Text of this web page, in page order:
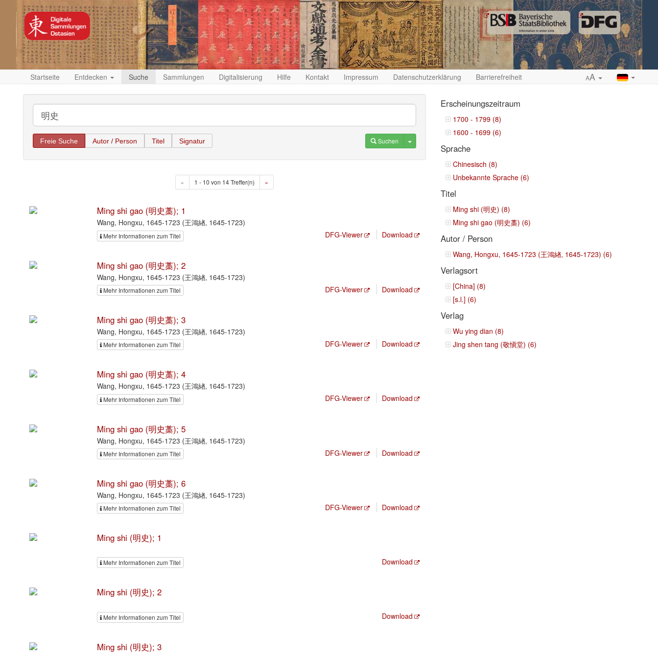
Startseite Entdecken Suche Sammlungen Digitalisierung Hilfe Kontakt Impressum Datenschutzerklärung Barrierefreiheit AA
Freie Suche Autor / Person Titel Signatur Suchen Toggle Dropdown
« 1 - 10 von 14 Treffer(n) »
Ming shi gao (明史藁); 1
Wang, Hongxu, 1645-1723 (王鴻緖, 1645-1723)
Mehr Informationen zum Titel DFG-Viewer Download
Ming shi gao (明史藁); 2
Wang, Hongxu, 1645-1723 (王鴻緖, 1645-1723)
Mehr Informationen zum Titel DFG-Viewer Download
Ming shi gao (明史藁); 3
Wang, Hongxu, 1645-1723 (王鴻緖, 1645-1723)
Mehr Informationen zum Titel DFG-Viewer Download
Ming shi gao (明史藁); 4
Wang, Hongxu, 1645-1723 (王鴻緖, 1645-1723)
Mehr Informationen zum Titel DFG-Viewer Download
Ming shi gao (明史藁); 5
Wang, Hongxu, 1645-1723 (王鴻緖, 1645-1723)
Mehr Informationen zum Titel DFG-Viewer Download
Ming shi gao (明史藁); 6
Wang, Hongxu, 1645-1723 (王鴻緖, 1645-1723)
Mehr Informationen zum Titel DFG-Viewer Download
Ming shi (明史); 1
Mehr Informationen zum Titel Download
Ming shi (明史); 2
Mehr Informationen zum Titel Download
Ming shi (明史); 3
Erscheinungszeitraum
1700 - 1799 (8)
1600 - 1699 (6)
Sprache
Chinesisch (8)
Unbekannte Sprache (6)
Titel
Ming shi (明史) (8)
Ming shi gao (明史藁) (6)
Autor / Person
Wang, Hongxu, 1645-1723 (王鴻緖, 1645-1723) (6)
Verlagsort
[China] (8)
[s.l.] (6)
Verlag
Wu ying dian (8)
Jing shen tang (敬愼堂) (6)